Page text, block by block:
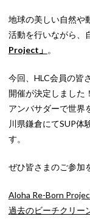
地球の美しい自然や
活動を行いながら、
Project」 。
今回、HLC会員の皆
開催が決定しました
アンバサダーで世界
川県鎌倉にてSUP体
す。
ぜひ皆さまのご参加
Aloha Re-Born
過去のビーチクリー